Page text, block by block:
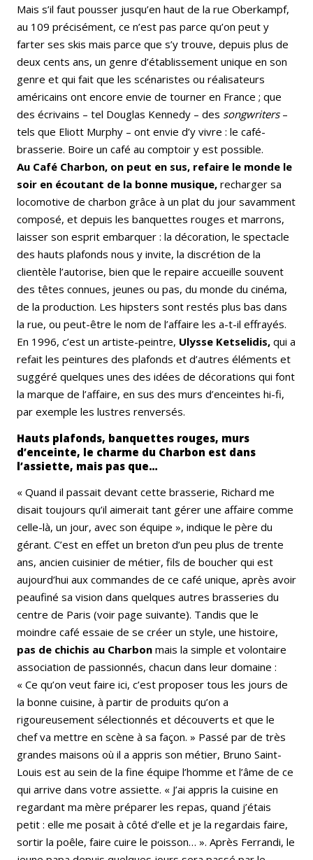
Mais s’il faut pousser jusqu’en haut de la rue Oberkampf,
au 109 précisément, ce n’est pas parce qu’on peut y
farter ses skis mais parce que s’y trouve, depuis plus de
deux cents ans, un genre d’établissement unique en son
genre et qui fait que les scénaristes ou réalisateurs
américains ont encore envie de tourner en France ; que
des écrivains – tel Douglas Kennedy – des songwriters–
tels que Eliott Murphy – ont envie d’y vivre : le café-
brasserie. Boire un café au comptoir y est possible.
Au Café Charbon, on peut en sus, refaire le monde le
soir en écoutant de la bonne musique, recharger sa
locomotive de charbon grâce à un plat du jour savamment
composé, et depuis les banquettes rouges et marrons,
laisser son esprit embarquer : la décoration, le spectacle
des hauts plafonds nous y invite, la discrétion de la
clientèle l’autorise, bien que le repaire accueille souvent
des têtes connues, jeunes ou pas, du monde du cinéma,
de la production. Les hipsters sont restés plus bas dans
la rue, ou peut-être le nom de l’affaire les a-t-il effrayés.
En 1996, c’est un artiste-peintre, Ulysse Ketselidis, qui a
refait les peintures des plafonds et d’autres éléments et
suggéré quelques unes des idées de décorations qui font
la marque de l’affaire, en sus des murs d’enceintes hi-fi,
par exemple les lustres renversés.
Hauts plafonds, banquettes rouges, murs
d’enceinte, le charme du Charbon est dans
l’assiette, mais pas que…
« Quand il passait devant cette brasserie, Richard me
disait toujours qu’il aimerait tant gérer une affaire comme
celle-là, un jour, avec son équipe », indique le père du
gérant. C’est en effet un breton d’un peu plus de trente
ans, ancien cuisinier de métier, fils de boucher qui est
aujourd’hui aux commandes de ce café unique, après avoir
peaufiné sa vision dans quelques autres brasseries du
centre de Paris (voir page suivante). Tandis que le
moindre café essaie de se créer un style, une histoire,
pas de chichis au Charbon mais la simple et volontaire
association de passionnés, chacun dans leur domaine :
« Ce qu’on veut faire ici, c’est proposer tous les jours de
la bonne cuisine, à partir de produits qu’on a
rigoureusement sélectionnés et découverts et que le
chef va mettre en scène à sa façon. » Passé par de très
grandes maisons où il a appris son métier, Bruno Saint-
Louis est au sein de la fine équipe l’homme et l’âme de ce
qui arrive dans votre assiette. « J’ai appris la cuisine en
regardant ma mère préparer les repas, quand j’étais
petit : elle me posait à côté d’elle et je la regardais faire,
sortir la poêle, faire cuire le poisson… ». Après Ferrandi, le